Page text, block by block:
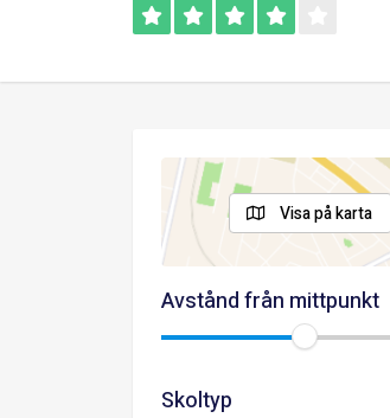
Visa på karta
Avstånd från mittpunkt
Skoltyp